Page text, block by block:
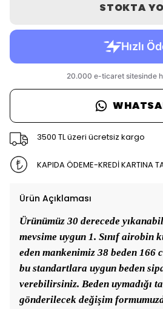
STOKTA
3500 TL üzeri ücretsiz kargo
KAPIDA ÖDEME-KREDİ KARTINA
Ürün Açıklaması
Ürünümüz 30 derecede
mevsime uygun 1. Sınıf airobin
eden mankenimiz 38 beden 166
bu standartlara uygun beden
verebilirsiniz. Beden uymadığı
gönderilecek değişim